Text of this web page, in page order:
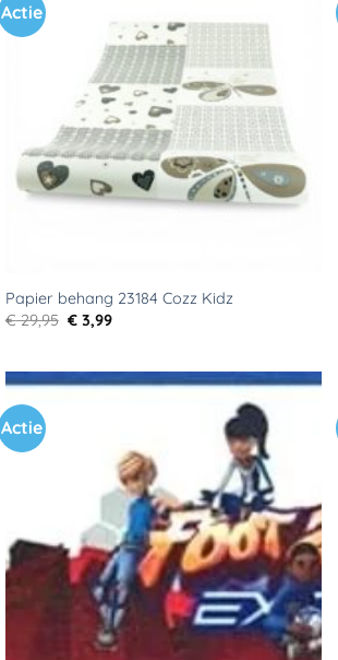
Actie
verlanglijst
Papier behang 23184 Cozz Kidz
€29,95 Oorspronkelijke
prijs
€ 3,99Huidige
Actie
Toevoegen
aan
verlanglijst